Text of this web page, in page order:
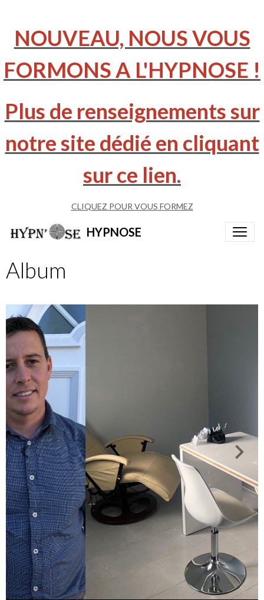
NOUVEAU, NOUS VOUS
FORMONS A L'HYPNOSE !
Plus de renseignements sur
notre site dédié en cliquant
sur ce lien.
CLIQUEZ POUR VOUS FORMEZ
HYPNOSE
Album